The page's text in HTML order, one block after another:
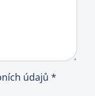
údajů *